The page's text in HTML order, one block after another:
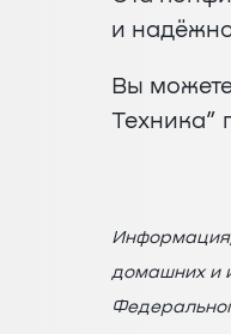
и
Вы
Техника”
домашних и